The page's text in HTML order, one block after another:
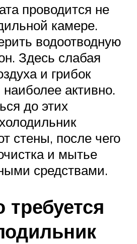
проводится не
камере.
водоотводную
Здесь слабая
и грибок
активно.
до этих
стены, после чего
и мытье
средствами.
требуется